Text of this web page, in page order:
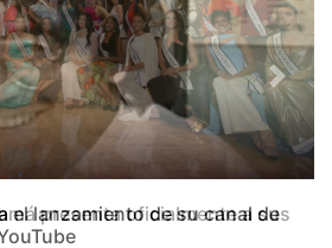
presenta oficialmente a sus
Next